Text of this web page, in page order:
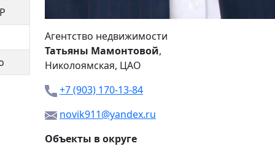
Р
Агентство недвижимости
Татьяны Мамонтовой,
Николоямская, ЦАО
+7 (903) 170-13-84
novik911@yandex.ru
Объекты в округе